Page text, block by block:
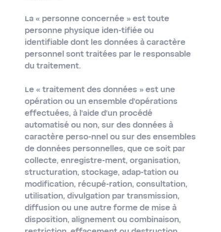
La « personne concernée » est toute
personne physique iden-tifiée ou
identifiable dont les données à caractère
personnel sont traitées par le responsable
du traitement.
Le « traitement des données » est une
opération ou un ensemble d’opérations
effectuées, à l'aide d'un procédé
automatisé ou non, sur des données à
caractère perso-nnel ou sur des ensembles
de données personnelles, que ce soit par
collecte, enregistre-ment, organisation,
structuration, stockage, adap-tation ou
modification, récupé-ration, consultation,
utilisation, divulgation par transmission,
diffusion ou une autre forme de mise à
disposition, alignement ou combinaison,